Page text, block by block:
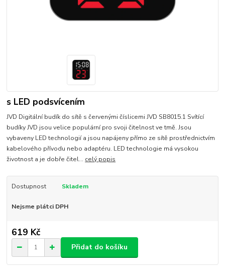
s LED podsvícením
JVD Digitální budík do sítě s červenými číslicemi JVD SB8015.1 Svítící
budíky JVD jsou velice populární pro svoji čitelnost ve tmě. Jsou
vybaveny LED technologií a jsou napájeny přímo ze sítě prostřednictvím
kabelového přívodu nebo adaptéru. LED technologie má vysokou
životnost a je dobře čitel... celý popis
Dostupnost Skladem
Nejsme plátci DPH
619 Kč
Přidat do košíku